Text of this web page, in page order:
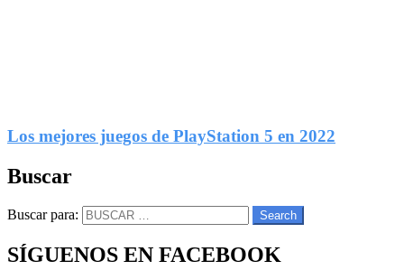
Los mejores juegos de PlayStation 5 en 2022
Buscar
Buscar para: Search
SÍGUENOS EN FACEBOOK